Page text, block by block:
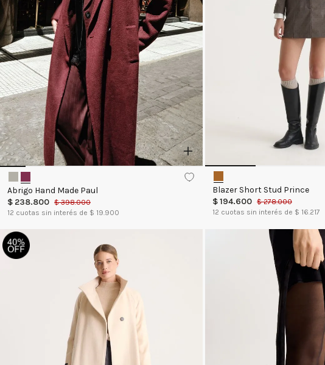
Abrigo Hand Made Paul
$ 238.800 $ 398.000
12 cuotas sin interés de $ 19.900
Blazer Short Stud Prince
$194.600 $ 278.000
12 cuotas sin interés de $ 16.217